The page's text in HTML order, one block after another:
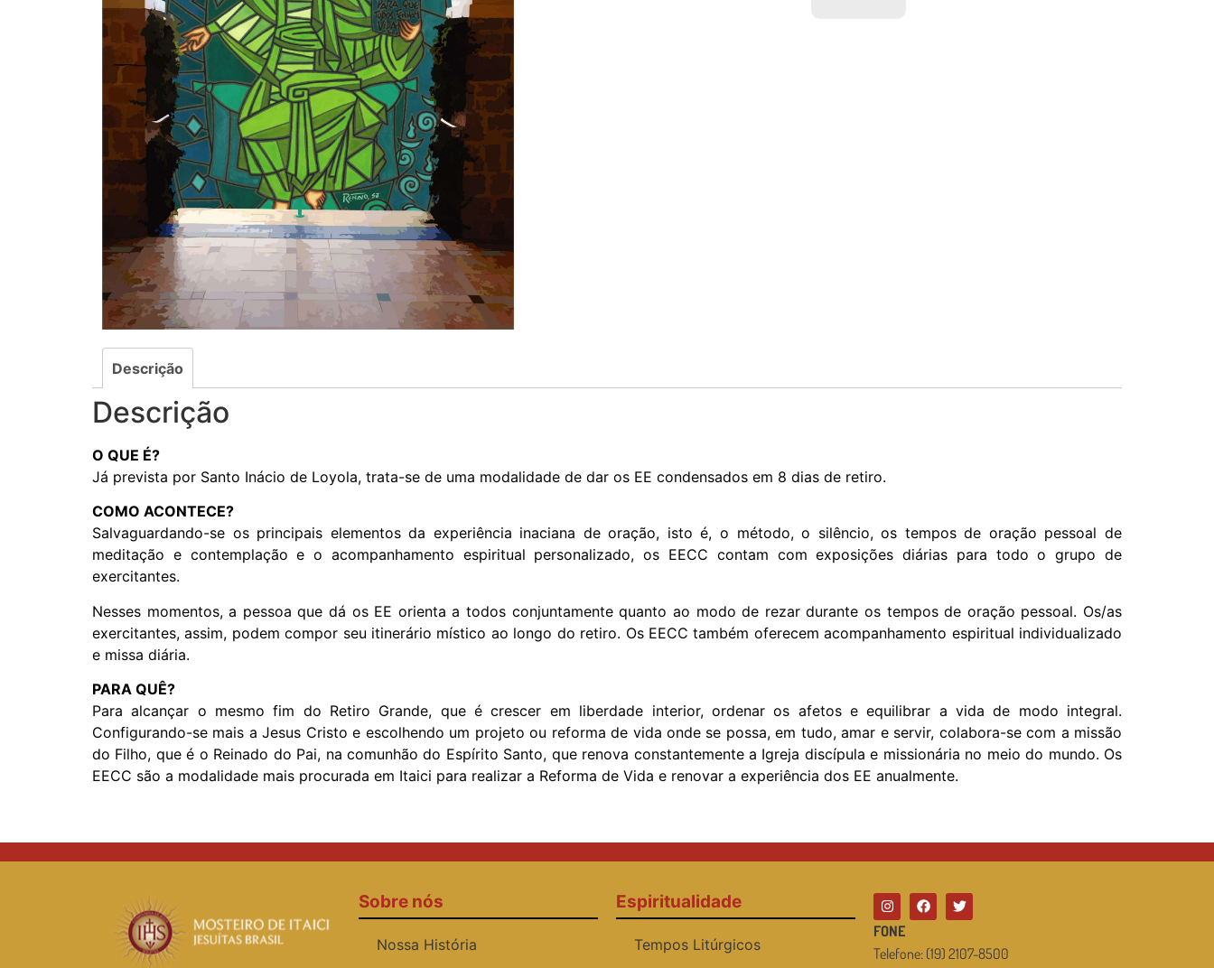
Descrição
Descrição
O QUE É?
Já prevista por Santo Inácio de Loyola, trata-se de uma modalidade de dar os EE condensados em 8 dias de retiro.
COMO ACONTECE?
Salvaguardando-se os principais elementos da experiência inaciana de oração, isto é, o método, o silêncio, os tempos de oração pessoal de
meditação e contemplação e o acompanhamento espiritual personalizado, os EECC contam com exposições diárias para todo o grupo de
exercitantes.
Nesses momentos, a pessoa que dá os EE orienta a todos conjuntamente quanto ao modo de rezar durante os tempos de oração pessoal. Os/as
exercitantes, assim, podem compor seu itinerário místico ao longo do retiro. Os EECC também oferecem acompanhamento espiritual individualizado
e missa diária.
PARA QUÊ?
Para alcançar o mesmo fim do Retiro Grande, que é crescer em liberdade interior, ordenar os afetos e equilibrar a vida de modo integral.
Configurando-se mais a Jesus Cristo e escolhendo um projeto ou reforma de vida onde se possa, em tudo, amar e servir, colabora-se com a missão
do Filho, que é o Reinado do Pai, na comunhão do Espírito Santo, que renova constantemente a Igreja discípula e missionária no meio do mundo. Os
EECC são a modalidade mais procurada em Itaici para realizar a Reforma de Vida e renovar a experiência dos EE anualmente.
Sobre nós
Nossa História
Espiritualidade
Tempos Litúrgicos
FONE
Telefone: (19) 2107-8500